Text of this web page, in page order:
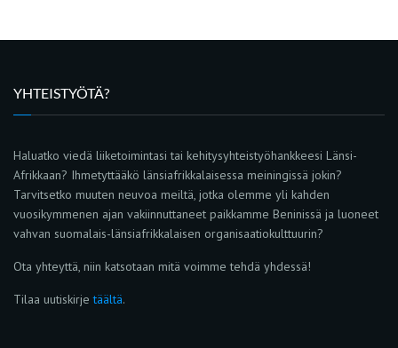
YHTEISTYÖTÄ?
Haluatko viedä liiketoimintasi tai kehitysyhteistyöhankkeesi Länsi-
Afrikkaan? Ihmetyttääkö länsiafrikkalaisessa meiningissä jokin?
Tarvitsetko muuten neuvoa meiltä, jotka olemme yli kahden
vuosikymmenen ajan vakiinnuttaneet paikkamme Beninissä ja luoneet
vahvan suomalais-länsiafrikkalaisen organisaatiokulttuurin?
Ota yhteyttä, niin katsotaan mitä voimme tehdä yhdessä!
Tilaa uutiskirjetäältä.